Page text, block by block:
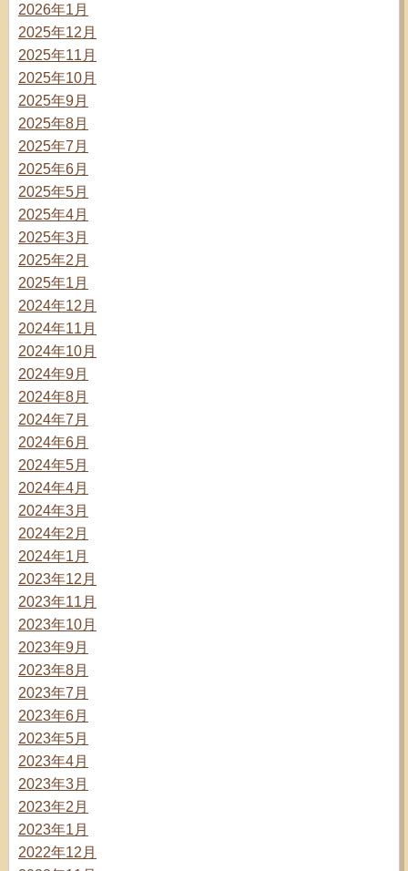
2026年1月
2025年12月
2025年11月
2025年10月
2025年9月
2025年8月
2025年7月
2025年6月
2025年5月
2025年4月
2025年3月
2025年2月
2025年1月
2024年12月
2024年11月
2024年10月
2024年9月
2024年8月
2024年7月
2024年6月
2024年5月
2024年4月
2024年3月
2024年2月
2024年1月
2023年12月
2023年11月
2023年10月
2023年9月
2023年8月
2023年7月
2023年6月
2023年5月
2023年4月
2023年3月
2023年2月
2023年1月
2022年12月